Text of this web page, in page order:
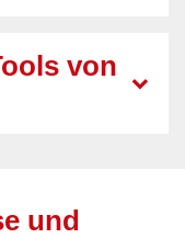
von
und